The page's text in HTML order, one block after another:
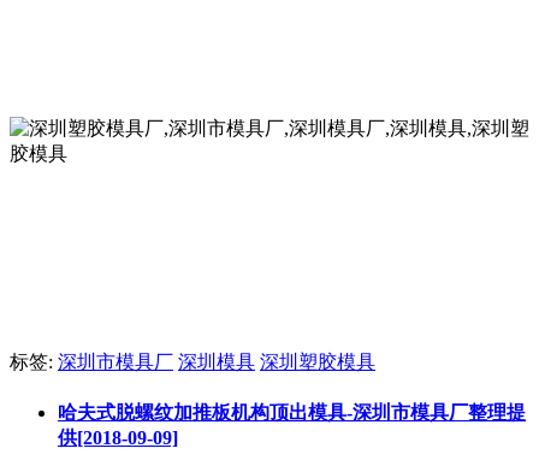
标签: 深圳市模具厂 深圳模具 深圳塑胶模具
哈夫式脱螺纹加推板机构顶出模具-深圳市模具厂整理提
供[2018-09-09]